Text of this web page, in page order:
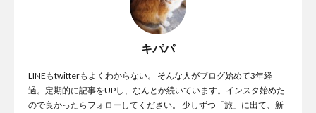
キパパ
LINEもtwitterもよくわからない。 そんな人がブログ始めて3年経
過。定期的に記事をUPし、なんとか続いています。インスタ始めた
ので良かったらフォローしてください。 少しずつ「旅」に出て、新